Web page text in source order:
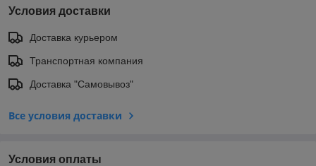
Условия доставки
Доставка курьером
Транспортная компания
Доставка "Самовывоз"
Все условия доставки
Условия оплаты